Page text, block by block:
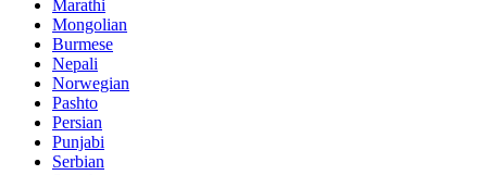
Marathi
Mongolian
Burmese
Nepali
Norwegian
Pashto
Persian
Punjabi
Serbian